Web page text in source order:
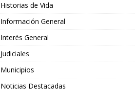
Historias de Vida
Información General
Interés General
Judiciales
Municipios
Noticias Destacadas